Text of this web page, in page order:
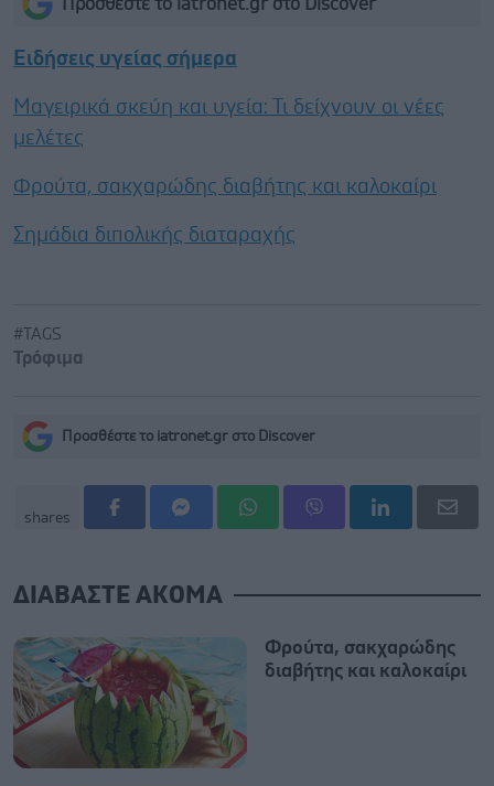
Προσθέστε το iatronet.gr στο Discover
Ειδήσεις υγείας σήμερα
Μαγειρικά σκεύη και υγεία: Τι δείχνουν οι νέες
μελέτες
Φρούτα, σακχαρώδης διαβήτης και καλοκαίρι
Σημάδια διπολικής διαταραχής
#TAGS
Τρόφιμα
Προσθέστε το iatronet.gr στο Discover
shares
ΔΙΑΒΑΣΤΕ ΑΚΟΜΑ
Φρούτα, σακχαρώδης
διαβήτης και καλοκαίρι